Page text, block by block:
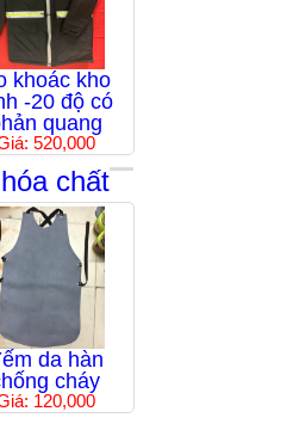
khoác kho
-20 độ có
quang
520,000
chất
da hàn
cháy
120,000